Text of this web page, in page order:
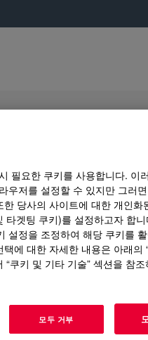
필요한 쿠키를 사용합니다. 이
우저를 설정할 수 있지만 그러
당사의 사이트에 대한 개인화
겟팅 쿠키)를 설정하고자 합
설정을 조정하여 해당 쿠키를
에 대한 자세한 내용은 아래의
쿠키 및 기타 기술” 섹션을 참
모두 거부